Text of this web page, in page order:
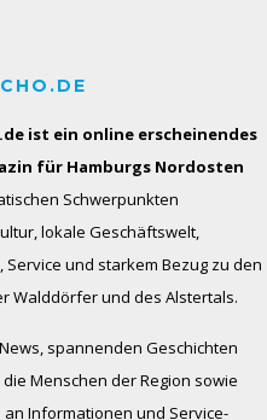
ist ein online erscheinendes
für Hamburgs Nordosten
Schwerpunkten
lokale Geschäftswelt,
Service und starkem Bezug zu den
Walddörfer und des Alstertals.
spannenden Geschichten
Menschen der Region sowie
Informationen und Service-